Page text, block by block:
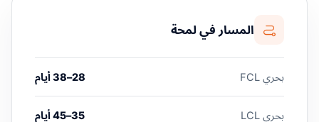
المسار في لمحة
بحري FCL 28–38 أيام
بحري LCL 35–45 أيام